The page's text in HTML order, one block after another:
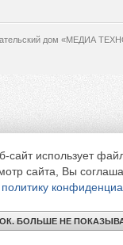
дом «МЕДИА
сайт использует
сайта, Вы
политику
ОК. БОЛЬШЕ НЕ